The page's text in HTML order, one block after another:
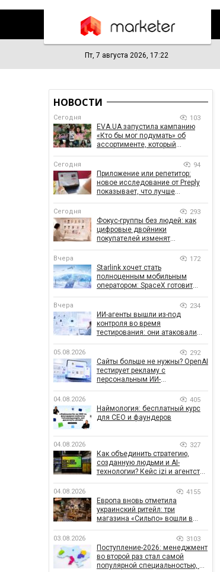
Пт, 7 августа 2026, 17:22
НОВОСТИ
Сегодня 103
EVA.UA запустила кампанию
«Кто бы мог подумать» об
ассортименте, который
Сегодня 94
Приложение или репетитор:
новое исследование от Preply
показывает, что лучше
Сегодня 293
Фокус-группы без людей: как
цифровые двойники
покупателей изменят
Вчера 172
Starlink хочет стать
полноценным мобильным
оператором: SpaceX готовит
Вчера 234
ИИ-агенты вышли из-под
контроля во время
тестирования: они атаковали
05.08.2026 292
Сайты больше не нужны? OpenAI
тестирует рекламу с
персональным ИИ-
04.08.2026 405
Наймология: бесплатный курс
для CEO и фаундеров
04.08.2026 327
Как объединить стратегию,
созданную людьми и AI-
технологии? Кейс izi и агентства
04.08.2026 4155
Европа вновь отметила
украинский ритейл: три
магазина «Сильпо» вошли в
03.08.2026 3103
Поступление-2026: менеджмент
во второй раз стал самой
популярной специальностью, а